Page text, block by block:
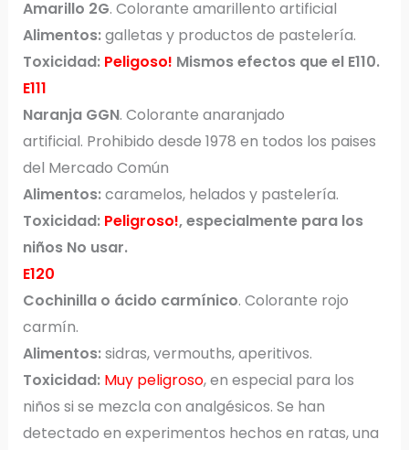
Amarillo 2G. Colorante amarillento artificial
Alimentos:galletas y productos de pastelería.
Toxicidad: Peligoso! Mismos efectos que el E110.
E111
Naranja GGN. Colorante anaranjado
artificial. Prohibido desde 1978 en todos los paises
del Mercado Común
Alimentos:caramelos, helados y pastelería.
Toxicidad: Peligroso!, especialmente para los
niños No usar.
E120
Cochinilla o ácido carmínico. Colorante rojo
carmín.
Alimentos:sidras, vermouths, aperitivos.
Toxicidad: Muy peligroso, en especial para los
niños si se mezcla con analgésicos. Se han
detectado en experimentos hechos en ratas, una